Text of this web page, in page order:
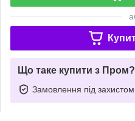
Що таке купити з Пром?
Замовлення під захистом